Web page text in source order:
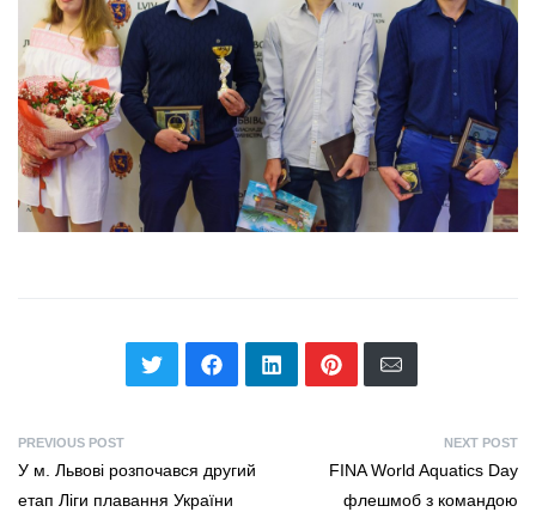
PREVIOUS POST
У м. Львові розпочався другий
етап Ліги плавання України
NEXT POST
FINA World Aquatics Day
флешмоб з командою